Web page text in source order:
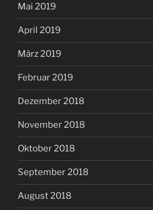
Mai 2019
April 2019
März 2019
Februar 2019
Dezember 2018
November 2018
Oktober 2018
September 2018
August 2018